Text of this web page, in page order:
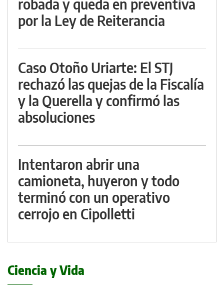
robada y queda en preventiva
por la Ley de Reiterancia
Caso Otoño Uriarte: El STJ
rechazó las quejas de la Fiscalía
y la Querella y confirmó las
absoluciones
Intentaron abrir una
camioneta, huyeron y todo
terminó con un operativo
cerrojo en Cipolletti
Ciencia y Vida